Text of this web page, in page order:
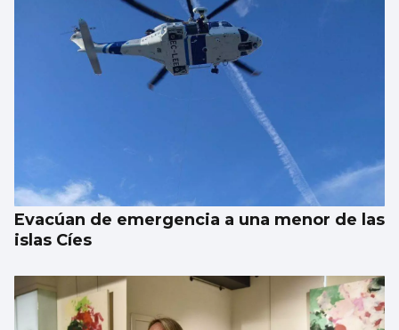
Evacúan de emergencia a una menor de las
islas Cíes